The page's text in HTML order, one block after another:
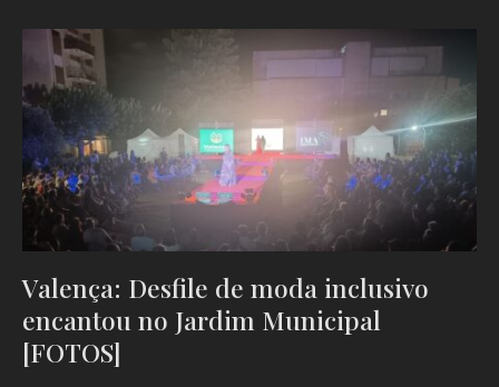
Valença: Desfile de moda inclusivo
encantou no Jardim Municipal
[FOTOS]